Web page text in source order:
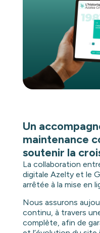
Un
maintenance
soutenir la
La collaboration
digitale Azelty et le
arrêtée à la mise en
Nous assurons
continu, à travers
complète, afin de